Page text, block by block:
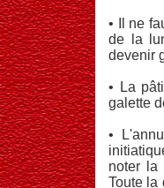
• Il ne
de la
devenir
• La
galette
•
noter la
Toute la